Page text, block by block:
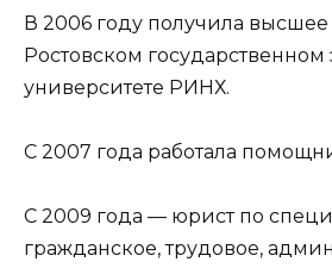
В 2006 году получила высшее
Ростовском
университете РИНХ.
С 2007 года работала
С 2009 года — юрист по
гражданское, трудовое,